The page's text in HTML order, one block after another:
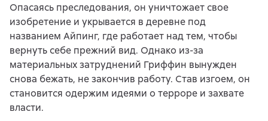
Опасаясь преследования, он уничтожает свое
изобретение и укрывается в деревне под
названием Айпинг, где работает над тем, чтобы
вернуть себе прежний вид. Однако из-за
материальных затруднений Гриффин вынужден
снова бежать, не закончив работу. Став изгоем, он
становится одержим идеями о терроре и захвате
власти.